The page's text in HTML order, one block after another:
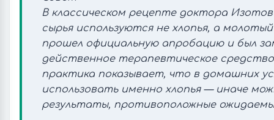
В классическом рецепте доктора
сырья используются не хлопья, а
прошел официальную апробацию и был
действенное терапевтическое
практика показывает, что в домашних
использовать именно хлопья — иначе
результаты, противоположные